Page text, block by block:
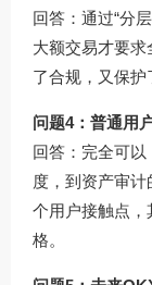
回答：通过“分
大额交易才要求
了合规，又保护
问题4：普通用
回答：完全可
度，到资产审
个用户接触点，
格。